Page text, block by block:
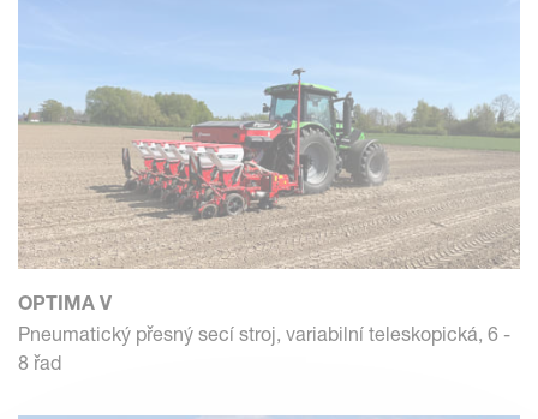
OPTIMA V
Pneumatický přesný secí stroj, variabilní teleskopická, 6 -
8 řad